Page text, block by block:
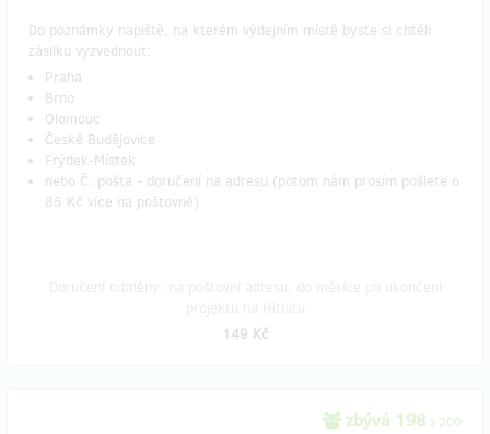
Do poznámky napiště, na kterém výdejním místě byste si chtěli
zásilku vyzvednout:
Praha
Brno
Olomouc
České Budějovice
Frýdek-Místek
nebo Č. pošta - doručení na adresu (potom nám prosím pošlete o
85 Kč více na poštovné)
149 Kč
zbývá 198 z 200